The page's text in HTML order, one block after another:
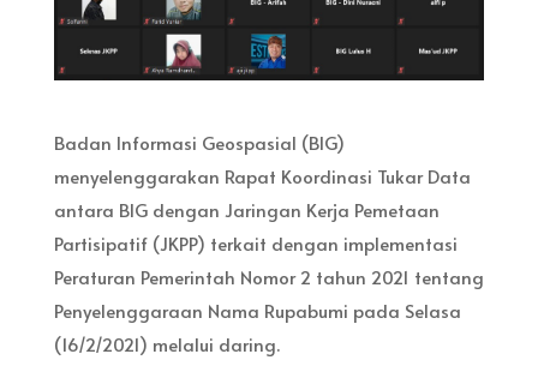
Badan Informasi Geospasial (BIG)
menyelenggarakan Rapat Koordinasi Tukar Data
antara BIG dengan Jaringan Kerja Pemetaan
Partisipatif (JKPP) terkait dengan implementasi
Peraturan Pemerintah Nomor 2 tahun 2021 tentang
Penyelenggaraan Nama Rupabumi pada Selasa
(16/2/2021) melalui daring.